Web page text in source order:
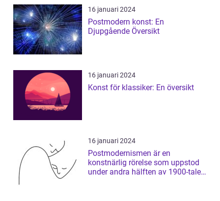
16 januari 2024
Postmodern konst: En
Djupgående Översikt
16 januari 2024
Konst för klassiker: En översikt
16 januari 2024
Postmodernismen är en
konstnärlig rörelse som uppstod
under andra hälften av 1900-talet